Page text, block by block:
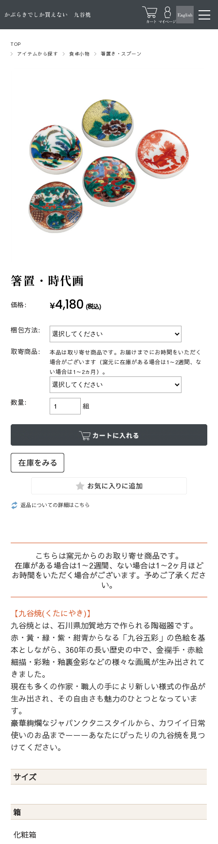
TOP
アイテムから探す
食卓小物 箸置き・スプーン
箸置・時代画
価格: ¥4,180 (税込)
梱包方法:
取寄商品:
本品は取り寄せ商品です。お届けまでにお時間をいただく
場合がございます（窯元に在庫がある場合は1～2週間、な
い場合は1～2ヵ月）。
数量: 組
返品についての詳細はこちら
こちらは窯元からのお取り寄せ商品です。
在庫がある場合は1～2週間、ない場合は1～2ヶ月ほど
お時間をいただく場合がございます。予めご了承くださ
い。
【九谷焼(くたにやき)】
九谷焼とは、石川県加賀地方で作られる陶磁器です。
赤・黄・緑・紫・紺青からなる「九谷五彩」の色絵を基
本としながら、360年の長い歴史の中で、金襴手・赤絵
細描・彩釉・釉裏金彩などの様々な画風が生み出されて
きました。
現在も多くの作家・職人の手により新しい様式の作品が
生み出され、その自由さも魅力のひとつとなっていま
す。
豪華絢爛なジャパンクタニスタイルから、カワイイ日常
使いのお品までーーーあなたにぴったりの九谷焼を見つ
けてください。
サイズ
箱
化粧箱